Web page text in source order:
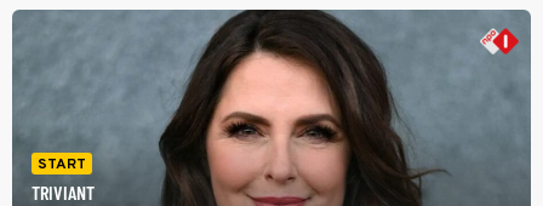
START
TRIVIANT